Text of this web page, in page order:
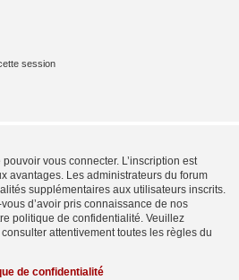
session
vous connecter. L’inscription est
avantages. Les administrateurs du forum
supplémentaires aux utilisateurs inscrits.
d’avoir pris connaissance de nos
politique de confidentialité. Veuillez
attentivement toutes les règles du
de confidentialité